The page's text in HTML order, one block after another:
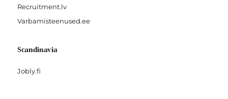
Recruitment.lv
Varbamisteenused.ee
Scandinavia
Jobly.fi